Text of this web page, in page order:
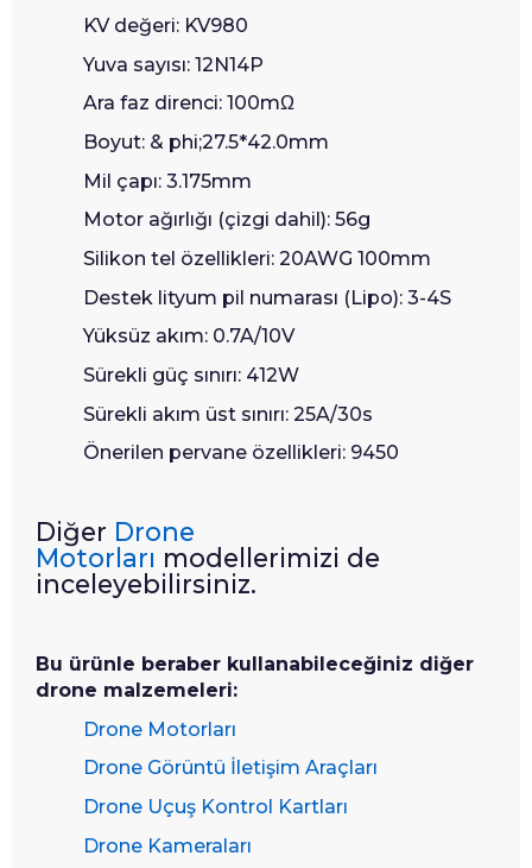
KV değeri: KV980
Yuva sayısı: 12N14P
Ara faz direnci: 100mΩ
Boyut: & phi;27.5*42.0mm
Mil çapı: 3.175mm
Motor ağırlığı (çizgi dahil): 56g
Silikon tel özellikleri: 20AWG 100mm
Destek lityum pil numarası (Lipo): 3-4S
Yüksüz akım: 0.7A/10V
Sürekli güç sınırı: 412W
Sürekli akım üst sınırı: 25A/30s
Önerilen pervane özellikleri: 9450
Diğer Drone
Motorları modellerimizi de
inceleyebilirsiniz.
Bu ürünle beraber kullanabileceğiniz diğer
drone malzemeleri:
Drone Motorları
Drone Görüntü İletişim Araçları
Drone Uçuş Kontrol Kartları
Drone Kameraları